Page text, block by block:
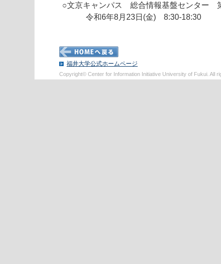
○文京キャンパス 総合情報基盤センター
令和6年8月23日(金) 8:30-18:30
福井大学公式ホームページ
Copyright© Center for Information Initiative University of Fukui. All